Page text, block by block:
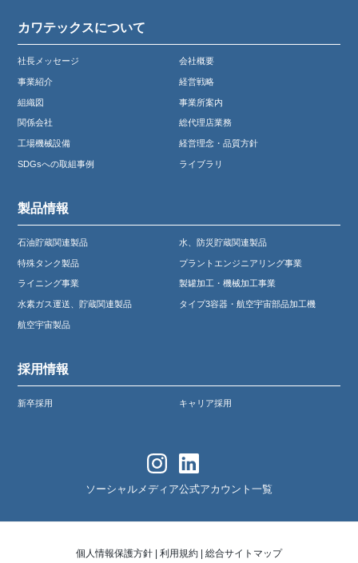
カワテックスについて
社長メッセージ 会社概要
事業紹介 経営戦略
組織図 事業所案内
関係会社 総代理店業務
工場機械設備 経営理念・品質方針
SDGsへの取組事例 ライブラリ
製品情報
石油貯蔵関連製品 水、防災貯蔵関連製品
特殊タンク製品 プラントエンジニアリング事業
ライニング事業 製罐加工・機械加工事業
水素ガス運送、貯蔵関連製品 タイプ3容器・航空宇宙部品加工機
航空宇宙製品
採用情報
新卒採用 キャリア採用
ソーシャルメディア公式アカウント一覧
個人情報保護方針 利用規約 総合サイトマップ